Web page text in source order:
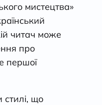
мистецтва»
читач може
про
першої
що